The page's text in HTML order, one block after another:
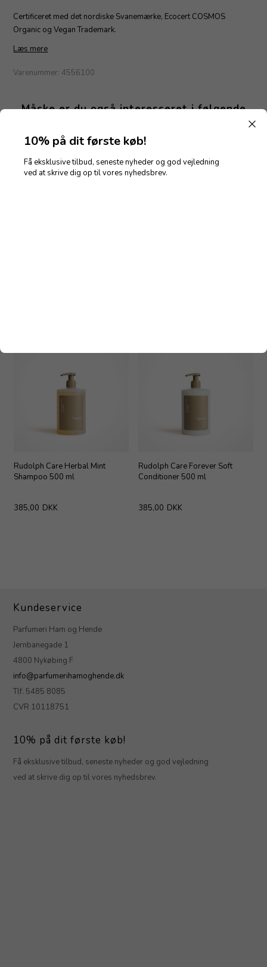
Certificeret med det nordiske Svanemærke, Ecocert COSMOS
Organic og Vegan Trademark.
Læs mere
Varenummer: 4556100
Måske er du også interesseret i følgende
Rudolph Care Herbal Mint
Shampoo 500 ml
385,00 DKK
Rudolph Care Forever Soft
Conditioner 500 ml
385,00 DKK
Kundeservice
Parfumeri Ham og Hende
Jernbanegade 1
4800 Nykøbing F
info@parfumerihamoghende.dk
Tlf. 5485 8085
CVR 10118751
10% på dit første køb!
Få eksklusive tilbud, seneste nyheder og god vejledning
ved at skrive dig op til vores nyhedsbrev.
10% på dit første køb!
Få eksklusive tilbud, seneste nyheder og god vejledning
ved at skrive dig op til vores nyhedsbrev.